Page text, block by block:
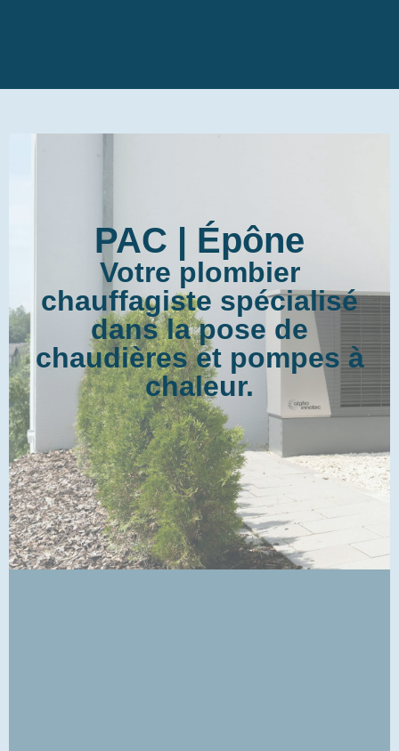
PAC | Épône
Votre plombier
chauffagiste spécialisé
dans la pose de
chaudières et pompes à
chaleur.